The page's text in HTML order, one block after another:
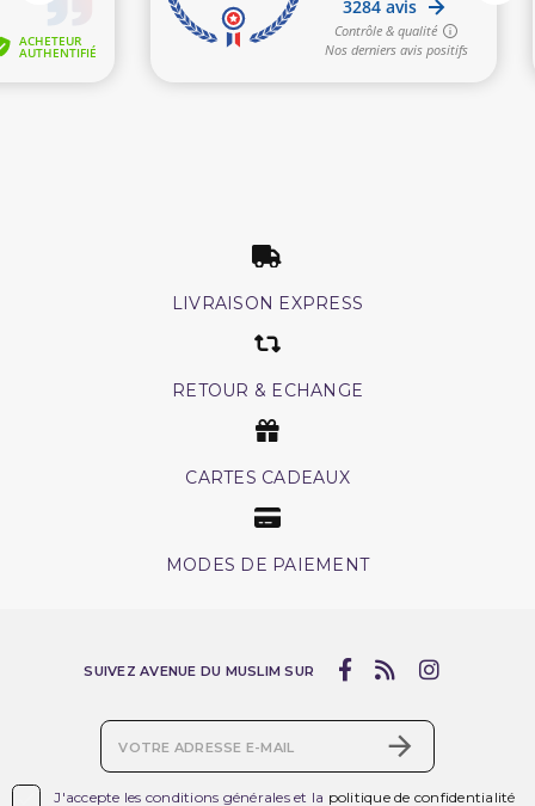
LIVRAISON EXPRESS
RETOUR & ECHANGE
CARTES CADEAUX
MODES DE PAIEMENT
J'accepte les conditions générales et la politique de confidentialité
SUIVEZ AVENUE DU MUSLIM SUR